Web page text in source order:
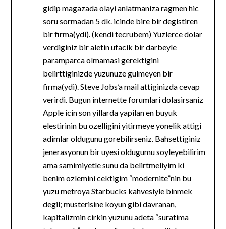
gidip magazada olayi anlatmaniza ragmen hic
soru sormadan 5 dk. icinde bire bir degistiren
bir firma(ydi). (kendi tecrubem) Yuzlerce dolar
verdiginiz bir aletin ufacik bir darbeyle
paramparca olmamasi gerektigini
belirttiginizde yuzunuze gulmeyen bir
firma(ydi). Steve Jobs’a mail attiginizda cevap
verirdi. Bugun internette forumlari dolasirsaniz
Apple icin son yillarda yapilan en buyuk
elestirinin bu ozelligini yitirmeye yonelik attigi
adimlar oldugunu gorebilirseniz. Bahsettiginiz
jenerasyonun bir uyesi oldugumu soyleyebilirim
ama samimiyetle sunu da belirtmeliyim ki
benim ozlemini cektigim “modernite”nin bu
yuzu metroya Starbucks kahvesiyle binmek
degil; musterisine koyun gibi davranan,
kapitalizmin cirkin yuzunu adeta “suratima